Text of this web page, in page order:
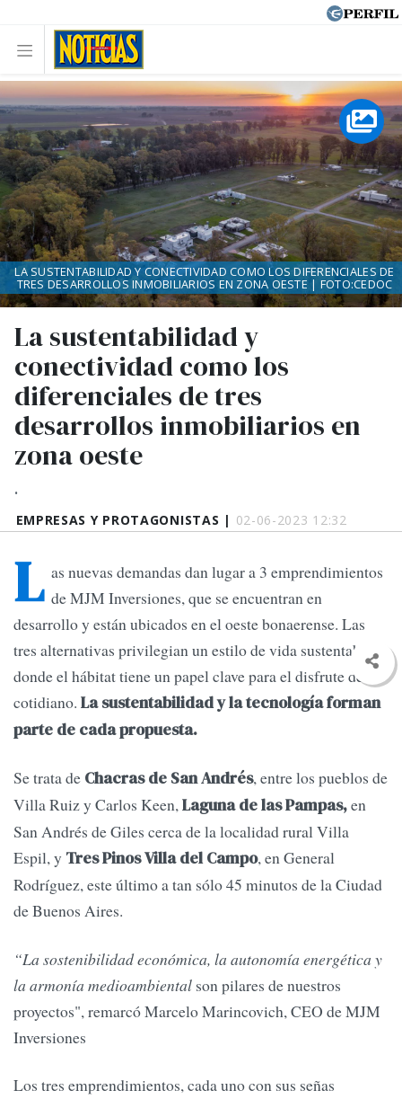
EMPRESAS Y PROTAGONISTAS | 02-06-2023 12:32
La sustentabilidad y
conectividad como los
diferenciales de tres
desarrollos inmobiliarios en
zona oeste
.
LA SUSTENTABILIDAD Y CONECTIVIDAD COMO LOS DIFERENCIALES DE
TRES DESARROLLOS INMOBILIARIOS EN ZONA OESTE | FOTO:CEDOC
L as nuevas demandas dan lugar a 3 emprendimientos
de MJM Inversiones, que se encuentran en
desarrollo y están ubicados en el oeste bonaerense. Las
tres alternativas privilegian un estilo de vida sustentable
donde el hábitat tiene un papel clave para el disfrute de lo
cotidiano. La sustentabilidad y la tecnología forman
parte de cada propuesta.
Se trata de Chacras de San Andrés, entre los pueblos de
Villa Ruiz y Carlos Keen,Laguna de las Pampas,en
San Andrés de Giles cerca de la localidad rural Villa
Espil, y Tres Pinos Villa del Campo, en General
Rodríguez, este último a tan sólo 45 minutos de la Ciudad
de Buenos Aires.
“La sostenibilidad económica, la autonomía energética y
la armonía medioambiental son pilares de nuestros
proyectos", remarcó Marcelo Marincovich, CEO de MJM
Inversiones
Los tres emprendimientos, cada uno con sus señas